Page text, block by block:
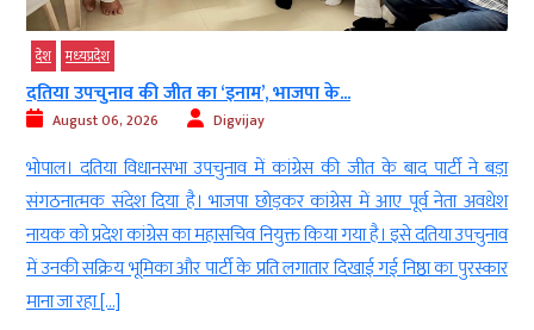
देश मध्‍यप्रदेश
दतिया उपचुनाव की जीत का ‘इनाम’, भाजपा के...
August 06, 2026 Digvijay
भोपाल। दतिया विधानसभा उपचुनाव में कांग्रेस की जीत के बाद पार्टी ने बड़ा
संगठनात्मक संदेश दिया है। भाजपा छोड़कर कांग्रेस में आए पूर्व नेता अवधेश
नायक को प्रदेश कांग्रेस का महासचिव नियुक्त किया गया है। इसे दतिया उपचुनाव
में उनकी सक्रिय भूमिका और पार्टी के प्रति लगातार दिखाई गई निष्ठा का पुरस्कार
माना जा रहा […]